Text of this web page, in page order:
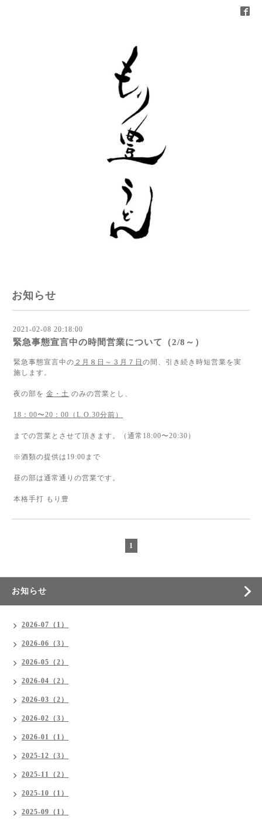
お知らせ
2021-02-08 20:18:00
緊急事態宣言中の時間営業について（2/8～）
緊急事態宣言中の ２ 月８日～３月７日 の間、引き続き時短営業を実
施します。
夜の部を 金・土 のみの営業とし、
18：00〜20：00（L.O.30分前）
までの営業とさせて頂きます。（通常18:00〜20:30）
※酒類の提供は19:00まで
昼の部は通常通りの営業です。
本格手打 もり豊
1
お知らせ
2026-07（1）
2026-06（3）
2026-05（2）
2026-04（2）
2026-03（2）
2026-02（3）
2026-01（1）
2025-12（3）
2025-11（2）
2025-10（1）
2025-09（1）